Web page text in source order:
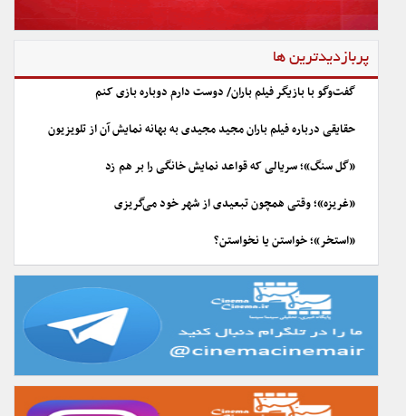
پربازدیدترین ها
گفت‌وگو با بازیگر فیلم باران/ دوست دارم دوباره بازی کنم
حقایقی درباره فیلم باران مجید مجیدی به بهانه نمایش آن از تلویزیون
«گل سنگ»؛ سریالی که قواعد نمایش خانگی را بر هم زد
«غریزه»؛ وقتی همچون تبعیدی از شهر خود می‌گریزی
«استخر»؛ خواستن یا نخواستن؟